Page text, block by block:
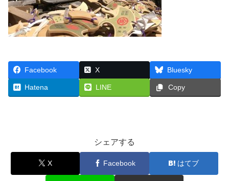
Facebook X Bluesky
Hatena LINE Copy
シェアする
X Facebook はてブ